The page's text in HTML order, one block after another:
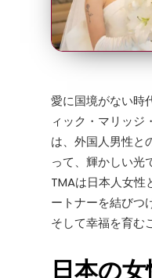
愛に国境がない時
ィック・マリッジ
は、外国人男性と
って、輝かしい光
TMAは日本人女性
ートナーを結びつ
そして幸福を育む
日本の